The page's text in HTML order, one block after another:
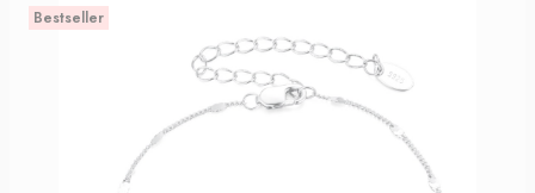
Bestseller